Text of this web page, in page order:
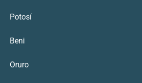
Potosí
Beni
Oruro